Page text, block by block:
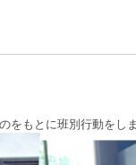
をもとに班別行動をしま